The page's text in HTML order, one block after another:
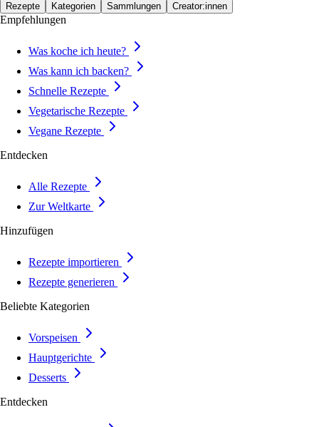
Rezepte Kategorien Sammlungen Creator:innen
Empfehlungen
Was koche ich heute?
Was kann ich backen?
Schnelle Rezepte
Vegetarische Rezepte
Vegane Rezepte
Entdecken
Alle Rezepte
Zur Weltkarte
Hinzufügen
Rezepte importieren
Rezepte generieren
Beliebte Kategorien
Vorspeisen
Hauptgerichte
Desserts
Entdecken